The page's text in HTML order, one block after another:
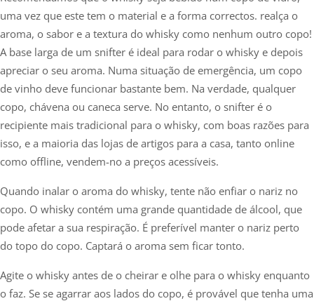
uma vez que este tem o material e a forma correctos. realça o
aroma, o sabor e a textura do whisky como nenhum outro copo!
A base larga de um snifter é ideal para rodar o whisky e depois
apreciar o seu aroma. Numa situação de emergência, um copo
de vinho deve funcionar bastante bem. Na verdade, qualquer
copo, chávena ou caneca serve. No entanto, o snifter é o
recipiente mais tradicional para o whisky, com boas razões para
isso, e a maioria das lojas de artigos para a casa, tanto online
como offline, vendem-no a preços acessíveis.
Quando inalar o aroma do whisky, tente não enfiar o nariz no
copo. O whisky contém uma grande quantidade de álcool, que
pode afetar a sua respiração. É preferível manter o nariz perto
do topo do copo. Captará o aroma sem ficar tonto.
Agite o whisky antes de o cheirar e olhe para o whisky enquanto
o faz. Se se agarrar aos lados do copo, é provável que tenha uma